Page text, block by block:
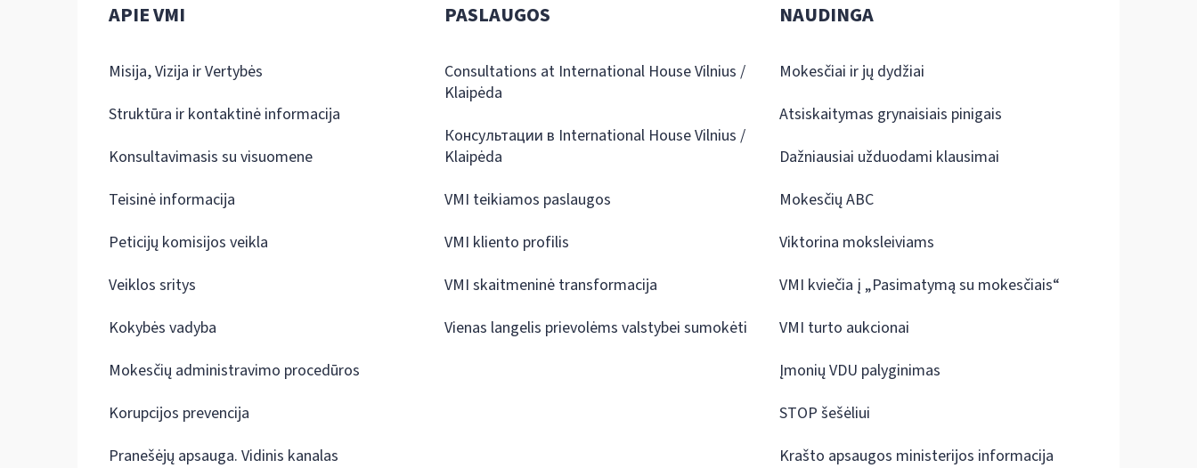
APIE VMI
Misija, Vizija ir Vertybės
Struktūra ir kontaktinė informacija
Konsultavimasis su visuomene
Teisinė informacija
Peticijų komisijos veikla
Veiklos sritys
Kokybės vadyba
Mokesčių administravimo procedūros
Korupcijos prevencija
Pranešėjų apsauga. Vidinis kanalas
PASLAUGOS
Consultations at International House Vilnius /
Klaipėda
Консультации в International House Vilnius /
Klaipėda
VMI teikiamos paslaugos
VMI kliento profilis
VMI skaitmeninė transformacija
Vienas langelis prievolėms valstybei sumokėti
NAUDINGA
Mokesčiai ir jų dydžiai
Atsiskaitymas grynaisiais pinigais
Dažniausiai užduodami klausimai
Mokesčių ABC
Viktorina moksleiviams
VMI kviečia į „Pasimatymą su mokesčiais“
VMI turto aukcionai
Įmonių VDU palyginimas
STOP šešėliui
Krašto apsaugos ministerijos informacija